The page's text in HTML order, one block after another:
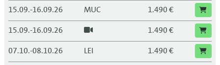
15.09.-16.09.26 MUC
1.490 €
15.09.-16.09.26
1.490 €
07.10.-08.10.26
LEI
1.490 €